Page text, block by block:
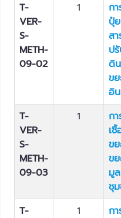
T-
VER-
S-
METH-
09-02
1
ก
ปุ๋
สา
ป
ดิ
ขย
อิ
T-
VER-
S-
METH-
09-03
1
ก
เ
ขย
ขย
มู
ชุ
T-
1
ก